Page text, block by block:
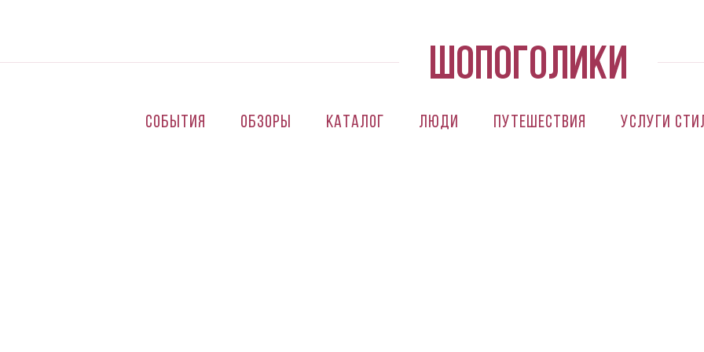
События Обзоры Каталог Люди Путешествия Услуги